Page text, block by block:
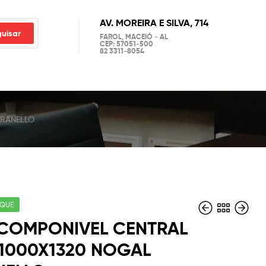
AV. MOREIRA E SILVA, 714
FAROL, MACEIÓ - AL
CEP: 57051-500
82 3311-8054
CENTRAL
NOGAL